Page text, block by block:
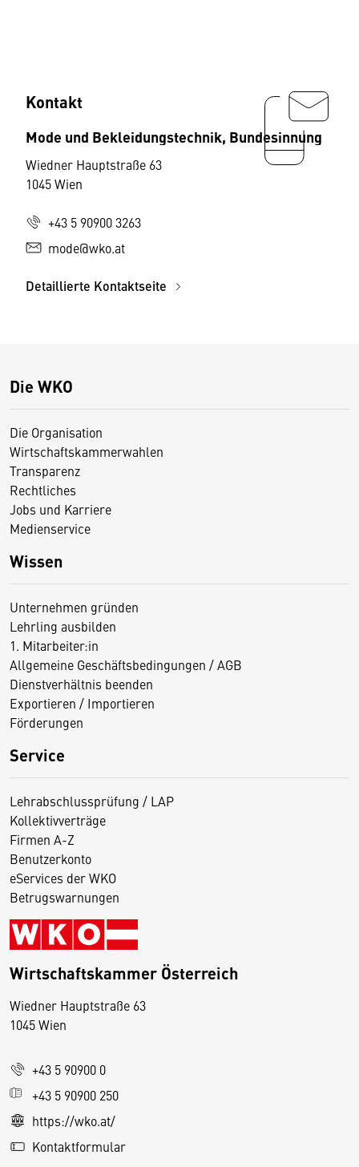
Kontakt
Mode und Bekleidungstechnik, Bundesinnung
Wiedner Hauptstraße 63
1045 Wien
+43 5 90900 3263
mode@wko.at
Detaillierte Kontaktseite
Die WKO
Die Organisation
Wirtschaftskammerwahlen
Transparenz
Rechtliches
Jobs und Karriere
Medienservice
Wissen
Unternehmen gründen
Lehrling ausbilden
1. Mitarbeiter:in
Allgemeine Geschäftsbedingungen / AGB
Dienstverhältnis beenden
Exportieren / Importieren
Förderungen
Service
Lehrabschlussprüfung / LAP
Kollektivverträge
Firmen A-Z
Benutzerkonto
eServices der WKO
Betrugswarnungen
Wirtschaftskammer Österreich
Wiedner Hauptstraße 63
1045 Wien
+43 5 90900 0
+43 5 90900 250
https://wko.at/
Kontaktformular
D
s
e
S
e